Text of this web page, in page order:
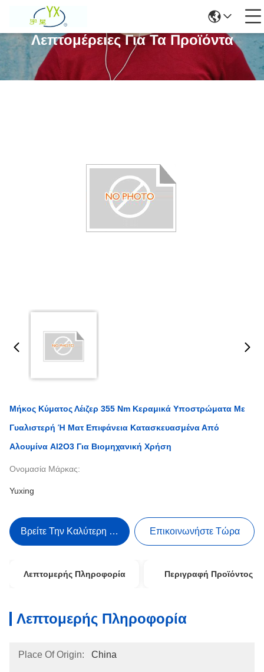
Λεπτομέρειες Για Τα Προϊόντα
Μήκος Κύματος Λέιζερ 355 Nm Κεραμικά Υποστρώματα Με
Γυαλιστερή Ή Ματ Επιφάνεια Κατασκευασμένα Από
Αλουμίνα Al2O3 Για Βιομηχανική Χρήση
Ονομασία Μάρκας:
Yuxing
Βρείτε Την Καλύτερη Τιμή Επικοινωνήστε Τώρα
Λεπτομερής Πληροφορία Περιγραφή Προϊόντος
Λεπτομερής Πληροφορία
Place Of Origin: China